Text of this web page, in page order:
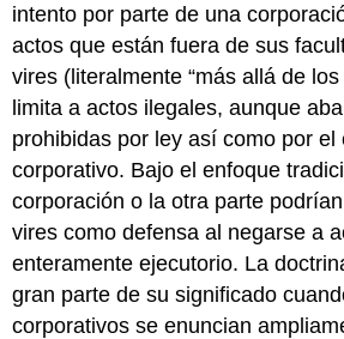
intento por parte de una
actos que están fuera de sus
vires (literalmente “más allá de
limita a actos ilegales, aunque
prohibidas por ley así como por el
corporativo. Bajo el enfoque
corporación o la otra parte
vires como defensa al negarse a
enteramente ejecutorio. La
gran parte de su significado
corporativos se enuncian